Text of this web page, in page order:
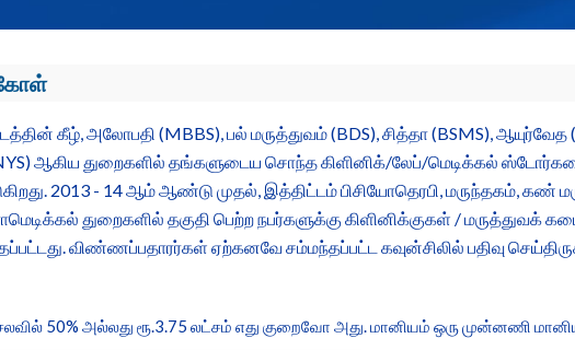
கீழ், அலோபதி (MBBS), பல் மருத்துவம் (BDS), சித்தா (BSMS),
ஆகிய துறைகளில் தங்களுடைய சொந்த கிளினிக்/லேப்/மெடிக்கல் ஸ்டோர்களை
2013 - 14 ஆம் ஆண்டு முதல், இத்திட்டம் பிசியோதெரபி, மருந்தகம், கண்
துறைகளில் தகுதி பெற்ற நபர்களுக்கு கிளினிக்குகள் /
விண்ணப்பதாரர்கள் ஏற்கனவே சம்மந்தப்பட்ட கவுன்சிலில் பதிவு
50% அல்லது ரூ.3.75 லட்சம் எது குறைவோ அது. மானியம் ஒரு முன்னணி